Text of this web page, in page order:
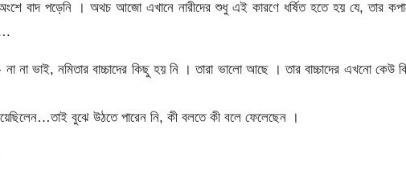
বাদ পড়েনি । অথচ আজো এখানে নারীদের শুধু এই কারণে ধর্ষিত হতে হয় যে, তার
না ভাই, নমিতার বাচ্চাদের কিছু হয় নি । তারা ভালো আছে । তার বাচ্চাদের এখনো কেউ
বুঝে উঠতে পারেন নি, কী বলতে কী বলে ফেলেছেন ।